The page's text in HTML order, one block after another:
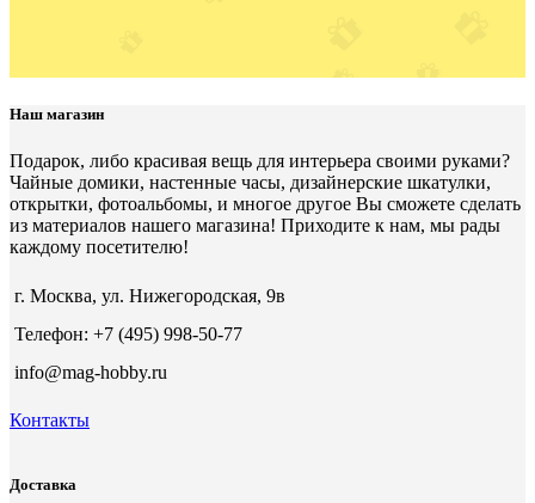
Наш магазин
Подарок, либо красивая вещь для интерьера своими руками?
Чайные домики, настенные часы, дизайнерские шкатулки,
открытки, фотоальбомы, и многое другое Вы сможете сделать
из материалов нашего магазина! Приходите к нам, мы рады
каждому посетителю!
г. Москва, ул. Нижегородская, 9в
Телефон: +7 (495) 998-50-77
info@mag-hobby.ru
Контакты
Доставка